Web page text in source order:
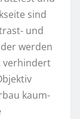
sind
und
werden
verhindert
kaum-